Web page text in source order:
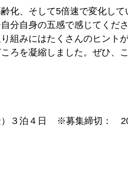
化、そして5倍速で変化し
分自身の五感で感じてくだ
組みにはたくさんのヒント
ろを凝縮しました。ぜひ、